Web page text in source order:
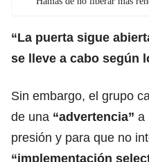
“La puerta sigue
se lleve a cabo según
Sin embargo, el grupo
de una “advertencia” a
presión y para que no
“implementación